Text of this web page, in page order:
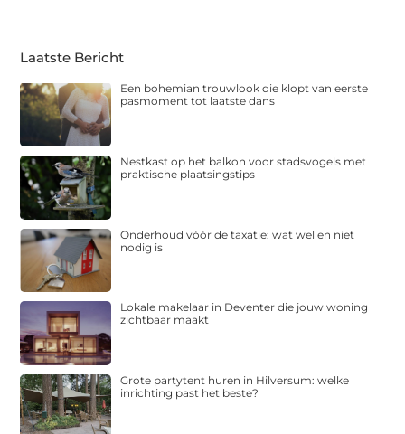
Laatste Bericht
Een bohemian trouwlook die klopt van eerste
pasmoment tot laatste dans
Nestkast op het balkon voor stadsvogels met
praktische plaatsingstips
Onderhoud vóór de taxatie: wat wel en niet
nodig is
Lokale makelaar in Deventer die jouw woning
zichtbaar maakt
Grote partytent huren in Hilversum: welke
inrichting past het beste?